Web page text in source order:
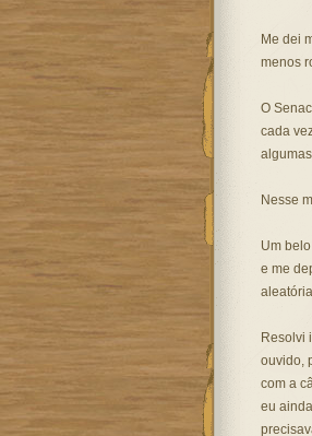
Me dei
menos
O
cada
Nesse
Um
e me
Resolvi
ouvido,
com a
eu